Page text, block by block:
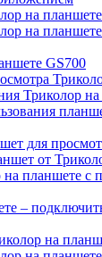
на планшете
на
GS700
Триколор
для
от
на планшете с
–
на